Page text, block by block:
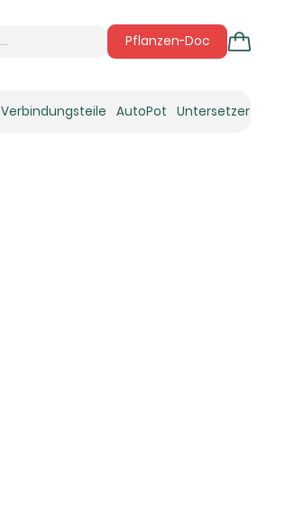
Pflanzen-Doc
Verbindungsteile AutoPot Untersetzer